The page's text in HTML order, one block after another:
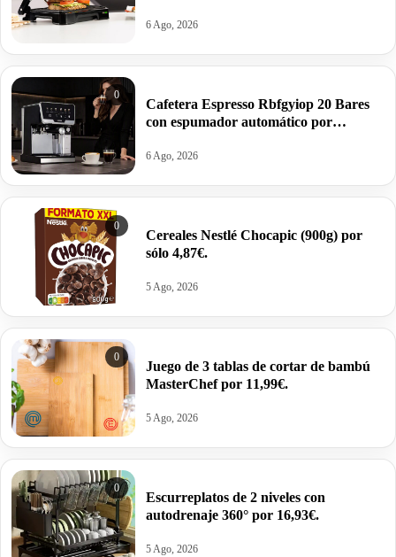
6 Ago, 2026
0
Cafetera Espresso Rbfgyiop 20 Bares
con espumador automático por
6 Ago, 2026
0
Cereales Nestlé Chocapic (900g) por
sólo 4,87€.
5 Ago, 2026
0
Juego de 3 tablas de cortar de bambú
MasterChef por 11,99€.
5 Ago, 2026
0
Escurreplatos de 2 niveles con
autodrenaje 360° por 16,93€.
5 Ago, 2026